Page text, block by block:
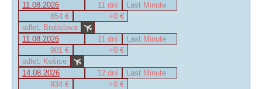
11.08.2026
11 dní
Last Minute
854 €
+0 €
odlet: Bratislava
11.08.2026
11 dní
Last Minute
901 €
+0 €
odlet: Košice
14.08.2026
12 dní
Last Minute
934 €
+0 €